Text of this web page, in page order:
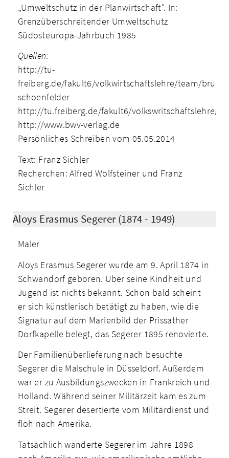
„Umweltschutz in der Planwirtschaft". In:
Grenzüberschreitender Umweltschutz
Südosteuropa-Jahrbuch 1985
Quellen:
http://tu-
freiberg.de/fakult6/volkwirtschaftslehre/team/bruno-
schoenfelder
http://tu.freiberg.de/fakult6/volkswritschaftslehre/
http://www.bwv-verlag.de
Persönliches Schreiben vom 05.05.2014
Text: Franz Sichler
Recherchen: Alfred Wolfsteiner und Franz
Sichler
Aloys Erasmus Segerer (1874 - 1949)
Maler
Aloys Erasmus Segerer wurde am 9. April 1874 in
Schwandorf geboren. Über seine Kindheit und
Jugend ist nichts bekannt. Schon bald scheint
er sich künstlerisch betätigt zu haben, wie die
Signatur auf dem Marienbild der Prissather
Dorfkapelle belegt, das Segerer 1895 renovierte.
Der Familienüberlieferung nach besuchte
Segerer die Malschule in Düsseldorf. Außerdem
war er zu Ausbildungszwecken in Frankreich und
Holland. Während seiner Militärzeit kam es zum
Streit. Segerer desertierte vom Militärdienst und
floh nach Amerika.
Tatsächlich wanderte Segerer im Jahre 1898